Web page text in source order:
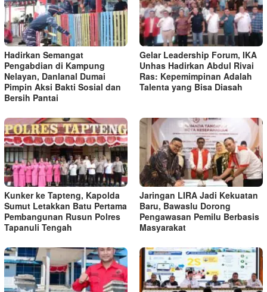
Hadirkan Semangat
Pengabdian di Kampung
Nelayan, Danlanal Dumai
Pimpin Aksi Bakti Sosial dan
Bersih Pantai
Gelar Leadership Forum, IKA
Unhas Hadirkan Abdul Rivai
Ras: Kepemimpinan Adalah
Talenta yang Bisa Diasah
Kunker ke Tapteng, Kapolda
Sumut Letakkan Batu Pertama
Pembangunan Rusun Polres
Tapanuli Tengah
Jaringan LIRA Jadi Kekuatan
Baru, Bawaslu Dorong
Pengawasan Pemilu Berbasis
Masyarakat